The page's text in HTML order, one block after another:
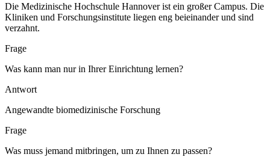
Die Medizinische Hochschule Hannover ist ein großer Campus. Die
Kliniken und Forschungsinstitute liegen eng beieinander und sind
verzahnt.
Frage
Was kann man nur in Ihrer Einrichtung lernen?
Antwort
Angewandte biomedizinische Forschung
Frage
Was muss jemand mitbringen, um zu Ihnen zu passen?